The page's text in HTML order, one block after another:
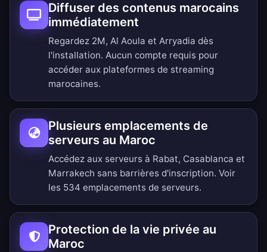
Diffuser des contenus marocains
immédiatement
Regardez 2M, Al Aoula et Arryadia dès
l'installation. Aucun compte requis pour
accéder aux plateformes de streaming
marocaines.
Plusieurs emplacements de
serveurs au Maroc
Accédez aux serveurs à Rabat, Casablanca et
Marrakech sans barrières d'inscription. Voir
les 534 emplacements de serveurs.
Protection de la vie privée au
Maroc